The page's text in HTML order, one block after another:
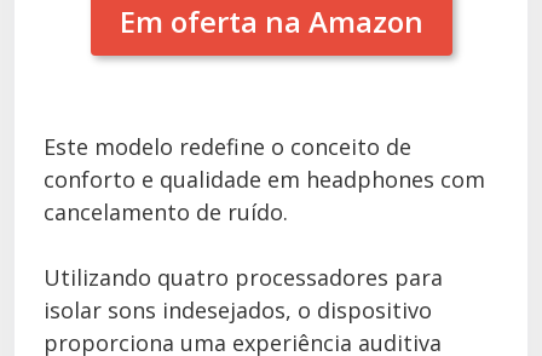
Em oferta na Amazon
Este modelo redefine o conceito de
conforto e qualidade em headphones com
cancelamento de ruído.
Utilizando quatro processadores para
isolar sons indesejados, o dispositivo
proporciona uma experiência auditiva